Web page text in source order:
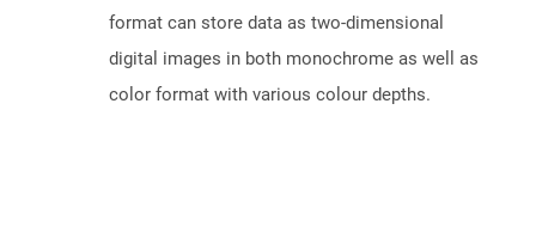
format can store data as two-dimensional
digital images in both monochrome as well as
color format with various colour depths.